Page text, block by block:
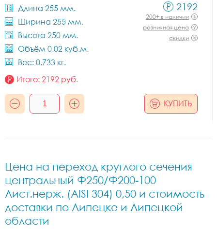
Длина 255 мм.
Ширина 255 мм.
Высота 250 мм.
Объём 0.02 куб.м.
Вес: 0.733 кг.
2192
200+ в наличии
розничная цена
скидки
Итого: 2192 руб.
КУПИТЬ
Цена на переход круглого сечения
центральный Ф250/Ф200-100
Лист.нерж. (AISI 304) 0,50 и стоимость
доставки по Липецке и Липецкой
области